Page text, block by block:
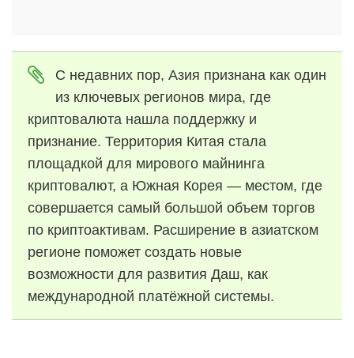
С недавних пор, Азия признана как один
из ключевых регионов мира, где
криптовалюта нашла поддержку и
признание. Территория Китая стала
площадкой для мирового майнинга
криптовалют, а Южная Корея — местом, где
совершается самый большой объем торгов
по криптоактивам. Расширение в азиатском
регионе поможет создать новые
возможности для развития Даш, как
международной платёжной системы.